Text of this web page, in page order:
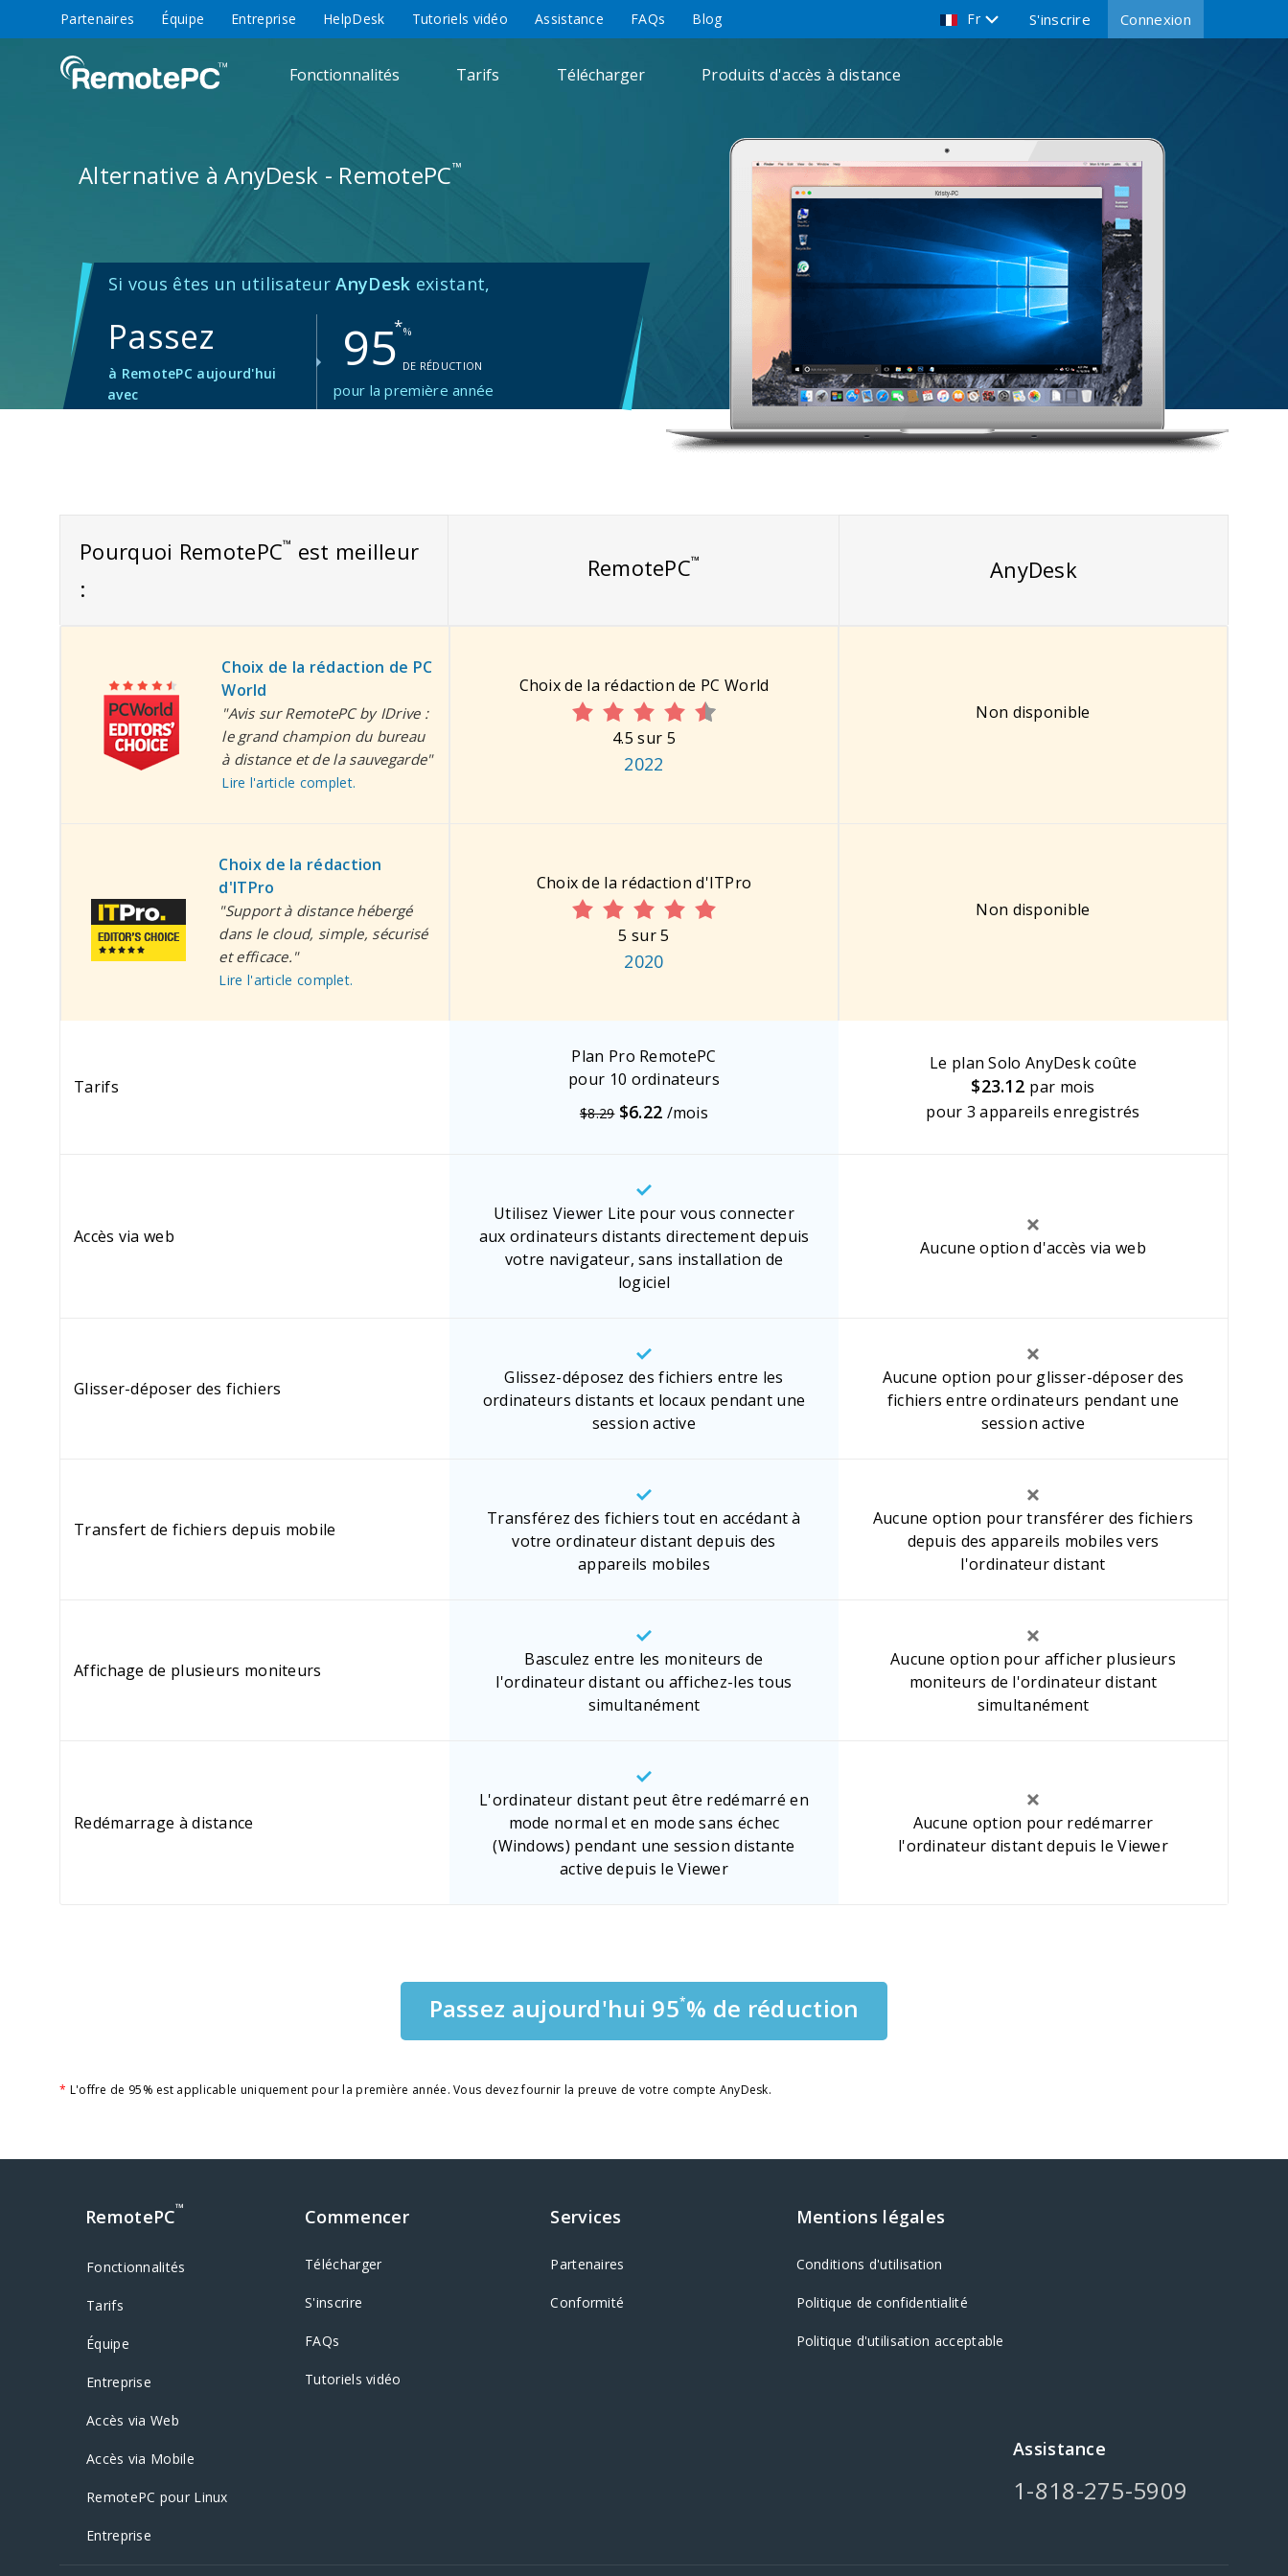
Partenaires Équipe Entreprise HelpDesk Tutoriels vidéo Assistance FAQs Blog Fr Connexion
S'inscrire
Fonctionnalités Tarifs Télécharger Produits d'accès à distance
Alternative à AnyDesk - RemotePC™
Si vous êtes un utilisateurAnyDesk existant,
Passez
à RemotePC aujourd'hui
avec
95*%
DE RÉDUCTION
pour la première année
Pourquoi RemotePC™ est meilleur
:
RemotePC™ AnyDesk
Choix de la rédaction de PC
World
"Avis sur RemotePC by IDrive :
le grand champion du bureau
à distance et de la sauvegarde"
Lire l'article complet.
Choix de la rédaction de PC World
4.5 sur 5
2022
Non disponible
Choix de la rédaction
d'ITPro
"Support à distance hébergé
dans le cloud, simple, sécurisé
et efficace."
Lire l'article complet.
Choix de la rédaction d'ITPro
5 sur 5
2020
Non disponible
Tarifs
Plan Pro RemotePC
pour 10 ordinateurs
$8.29 $6.22 /mois
Le plan Solo AnyDesk coûte
$23.12 par mois
pour 3 appareils enregistrés
Accès via web
Utilisez Viewer Lite pour vous connecter
aux ordinateurs distants directement depuis
votre navigateur, sans installation de
logiciel
Aucune option d'accès via web
Glisser-déposer des fichiers
Glissez-déposez des fichiers entre les
ordinateurs distants et locaux pendant une
session active
Aucune option pour glisser-déposer des
fichiers entre ordinateurs pendant une
session active
Transfert de fichiers depuis mobile
Transférez des fichiers tout en accédant à
votre ordinateur distant depuis des
appareils mobiles
Aucune option pour transférer des fichiers
depuis des appareils mobiles vers
l'ordinateur distant
Affichage de plusieurs moniteurs
Basculez entre les moniteurs de
l'ordinateur distant ou affichez-les tous
simultanément
Aucune option pour afficher plusieurs
moniteurs de l'ordinateur distant
simultanément
Redémarrage à distance
L'ordinateur distant peut être redémarré en
mode normal et en mode sans échec
(Windows) pendant une session distante
active depuis le Viewer
Aucune option pour redémarrer
l'ordinateur distant depuis le Viewer
Passez aujourd'hui 95*% de réduction
* L'offre de 95% est applicable uniquement pour la première année. Vous devez fournir la preuve de votre compte AnyDesk.
RemotePC™
Fonctionnalités
Tarifs
Équipe
Entreprise
Accès via Web
Accès via Mobile
RemotePC pour Linux
Entreprise
Commencer
Télécharger
S'inscrire
FAQs
Tutoriels vidéo
Services
Partenaires
Conformité
Mentions légales
Conditions d'utilisation
Politique de confidentialité
Politique d'utilisation acceptable
Assistance
1-818-275-5909